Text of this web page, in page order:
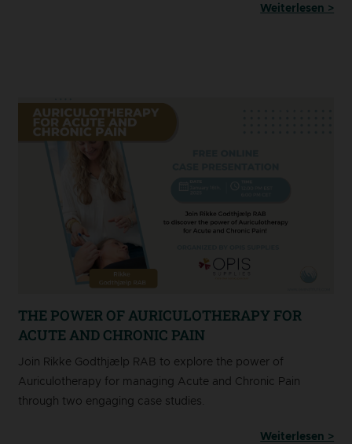
Weiterlesen >
THE POWER OF AURICULOTHERAPY FOR
ACUTE AND CHRONIC PAIN
Join Rikke Godthjælp RAB to explore the power of
Auriculotherapy for managing Acute and Chronic Pain
through two engaging case studies.
Weiterlesen >